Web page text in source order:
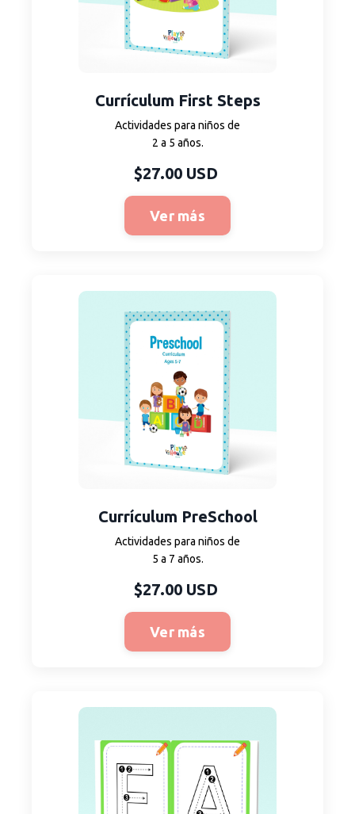
Currículum First Steps
Actividades para niños de
2 a 5 años.
$27.00 USD
Ver más
Currículum PreSchool
Actividades para niños de
5 a 7 años.
$27.00 USD
Ver más